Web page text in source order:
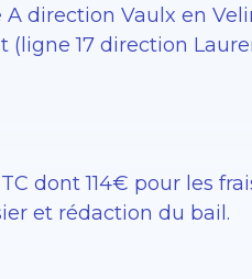
direction Vaulx en
(ligne 17 direction
dont 114€ pour les
et rédaction du bail.